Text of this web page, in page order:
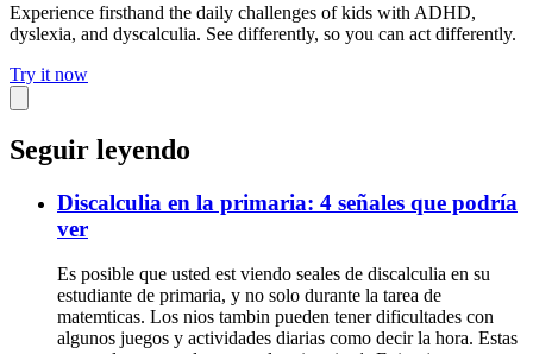
Experience firsthand the daily challenges of kids with ADHD,
dyslexia, and dyscalculia. See differently, so you can act differently.
Try it now
Seguir leyendo
Discalculia en la primaria: 4 señales que podría
ver
Es posible que usted est viendo seales de discalculia en su
estudiante de primaria, y no solo durante la tarea de
matemticas. Los nios tambin pueden tener dificultades con
algunos juegos y actividades diarias como decir la hora. Estas